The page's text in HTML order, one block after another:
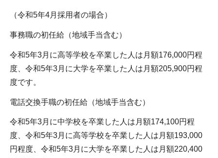
（令和5年4月採用者の場合）
事務職の初任給（地域手当含む）
令和5年3月に高等学校を卒業した人は月額176,000円程
度、令和5年3月に大学を卒業した人は月額205,900円程
度です。
電話交換手職の初任給（地域手当含む）
令和5年3月に中学校を卒業した人は月額174,100円程
度、令和5年3月に高等学校を卒業した人は月額193,000
円程度、令和5年3月に大学を卒業した人は月額220,400